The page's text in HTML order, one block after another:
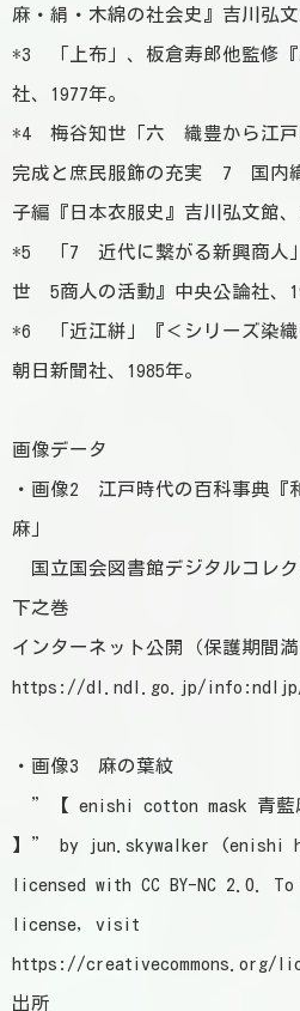
麻・絹・木綿の社会史』吉川弘文
*3 「上布」、板倉寿郎他監修『
社、1977年。
*4 梅谷知世「六 織豊から江戸
完成と庶民服飾の充実 7 国内
子編『日本衣服史』吉川弘文館、
*5 「7 近代に繋がる新興商人
世 5商人の活動』中央公論社、
*6 「近江絣」『＜シリーズ染織
朝日新聞社、1985年。
画像データ
・画像2 江戸時代の百科事典『
麻」
国立国会図書館デジタルコレ
下之巻
インターネット公開（保護期間
https://dl.ndl.go.jp/info:ndljp/
・画像3 麻の葉紋
”【 enishi cotton mask 青藍麻
】” by jun.skywalker (enishi
licensed with CC BY-NC 2.0.
license, visit
https://creativecommons.org/
出所